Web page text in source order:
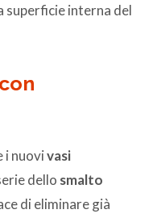
superficie interna del
i nuovivasi
dello smalto
di eliminare già